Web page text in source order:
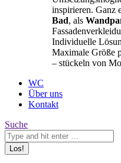
inspirieren. Ganz
Bad, als
Individuelle
Maximale Größe
– stückeln von
WC
Über uns
Kontakt
Search:
Suche